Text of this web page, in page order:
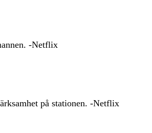
-Netflix
på stationen. -Netflix